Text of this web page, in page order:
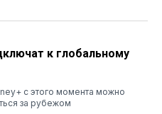
к глобальному
с этого момента можно
за рубежом